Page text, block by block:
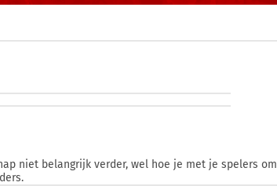
niet belangrijk verder, wel hoe je met je spelers om